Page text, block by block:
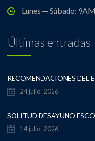
Lunes — Sábado:
Últimas entradas
RECOMENDACIONES DEL
24 julio, 2026
SOLITUD DESAYUNO
14 julio, 2026